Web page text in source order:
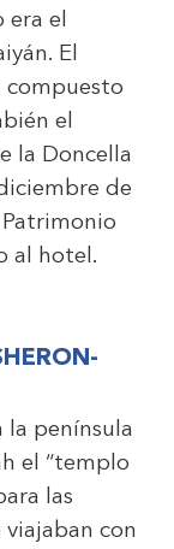
era el
El
compuesto
el
la Doncella
de
al hotel.
la península
el “templo
las
con